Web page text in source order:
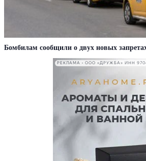
Бомбилам сообщили о двух новых